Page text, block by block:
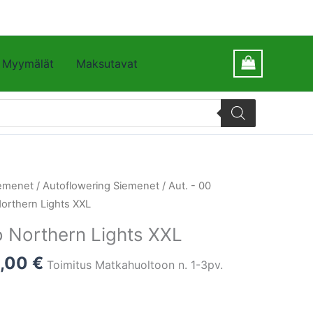
Myymälät Maksutavat
/ Autoflowering Siemenet / Aut. - 00
Lights XXL
Northern Lights XXL
€ Toimitus Matkahuoltoon n. 1-3pv.